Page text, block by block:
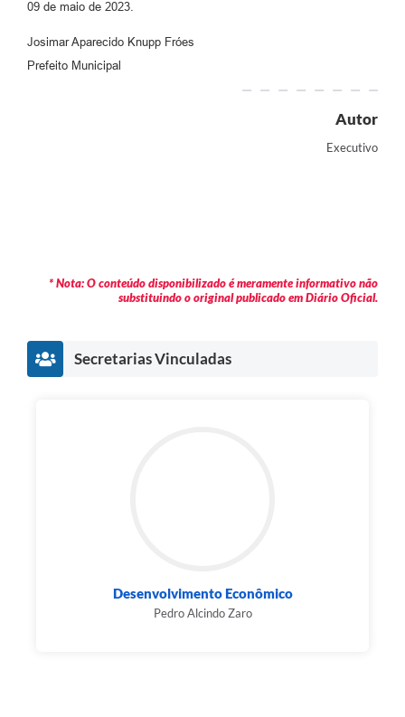
09 de maio de 2023.
Josimar Aparecido Knupp Fróes
Prefeito Municipal
Autor
Executivo
* Nota: O conteúdo disponibilizado é meramente informativo não
substituindo o original publicado em Diário Oficial.
Secretarias Vinculadas
Desenvolvimento Econômico
Pedro Alcindo Zaro